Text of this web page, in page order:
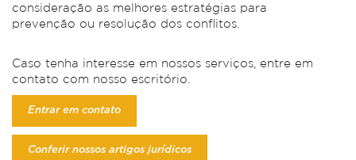
consideração as melhores estratégias para
prevenção ou resolução dos conflitos.
Caso tenha interesse em nossos serviços, entre em
contato com nosso escritório.
Entrar em contato
Conferir nossos artigos jurídicos